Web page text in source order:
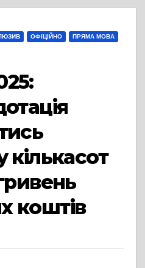
ОФІЦІЙНО ПРЯМА МОВА
коштів